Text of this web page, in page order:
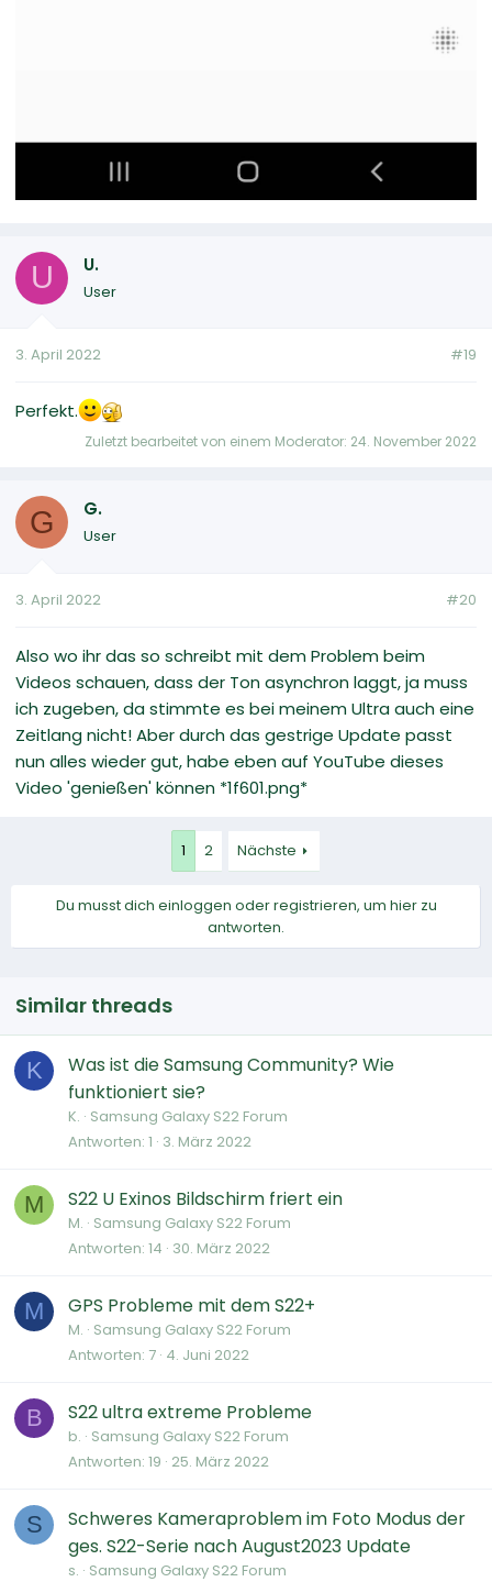
U U.
User
3. April 2022 #19
Perfekt.
Zuletzt bearbeitet von einem Moderator: 24. November 2022
G G.
User
3. April 2022 #20
Also wo ihr das so schreibt mit dem Problem beim
Videos schauen, dass der Ton asynchron laggt, ja muss
ich zugeben, da stimmte es bei meinem Ultra auch eine
Zeitlang nicht! Aber durch das gestrige Update passt
nun alles wieder gut, habe eben auf YouTube dieses
Video 'genießen' können *1f601.png*
1 2 Nächste
Du musst dich einloggen oder registrieren, um hier zu
antworten.
Similar threads
K
Was ist die Samsung Community? Wie
funktioniert sie?
K. Samsung Galaxy S22 Forum
Antworten 1 3. März 2022
M S22 U Exinos Bildschirm friert ein
M. Samsung Galaxy S22 Forum
Antworten 14 30. März 2022
M GPS Probleme mit dem S22+
M. Samsung Galaxy S22 Forum
Antworten 7 4. Juni 2022
B S22 ultra extreme Probleme
b. Samsung Galaxy S22 Forum
Antworten 19 25. März 2022
S
Schweres Kameraproblem im Foto Modus der
ges. S22-Serie nach August2023 Update
s. Samsung Galaxy S22 Forum